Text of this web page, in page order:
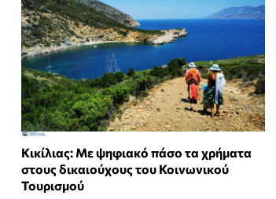
Κικίλιας: Με ψηφιακό πάσο τα χρήματα
στους δικαιούχους του Κοινωνικού
Τουρισμού